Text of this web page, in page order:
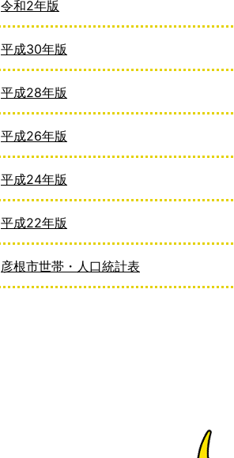
令和2年版
平成30年版
平成28年版
平成26年版
平成24年版
平成22年版
彦根市世帯・人口統計表